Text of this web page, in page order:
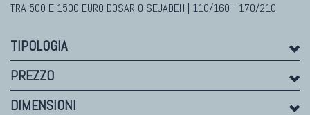
TRA 500 E 1500 EURO DOSAR O SEJADEH | 110/160 - 170/210
TIPOLOGIA
PREZZO
DIMENSIONI